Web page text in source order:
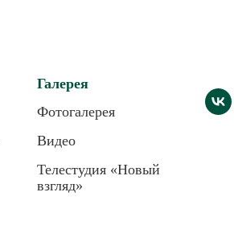
Галерея
Фотогалерея
Видео
Телестудия «Новый
взгляд»